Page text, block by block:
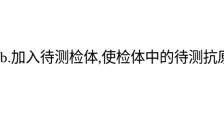
b.加入待测检体,使检体中的待测